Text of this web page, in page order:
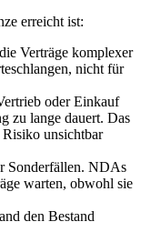
erreicht ist:
Verträge komplexer
nicht für
oder Einkauf
zu lange dauert. Das
Risiko unsichtbar
Sonderfällen. NDAs
warten, obwohl sie
den Bestand